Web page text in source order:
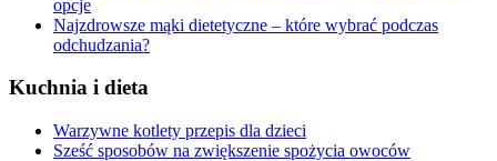
opcje
Najzdrowsze mąki dietetyczne – które wybrać podczas
odchudzania?
Kuchnia i dieta
Warzywne kotlety przepis dla dzieci
Sześć sposobów na zwiększenie spożycia owoców